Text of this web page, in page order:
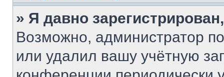
» Я давно
Возможно, администратор
или удалил вашу учётную